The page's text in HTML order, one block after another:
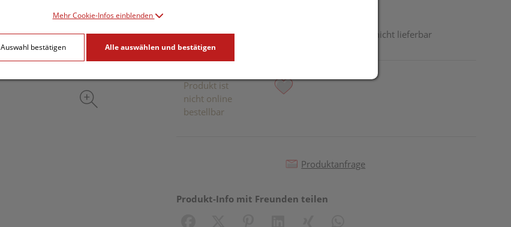
Dieses Produkt ist derzeit vom Hersteller nicht lieferbar
Produkt ist
nicht online
bestellbar
Produktanfrage
Produkt-Info mit Freunden teilen
Mehr Cookie-Infos einblenden
Auswahl bestätigen Alle auswählen und bestätigen